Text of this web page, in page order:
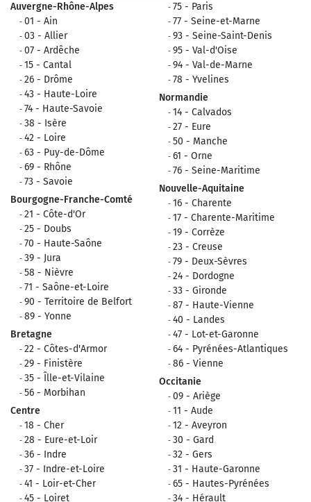
Auvergne-Rhône-Alpes
01 - Ain
03 - Allier
07 - Ardêche
15 - Cantal
26 - Drôme
43 - Haute-Loire
74 - Haute-Savoie
38 - Isère
42 - Loire
63 - Puy-de-Dôme
69 - Rhône
73 - Savoie
Bourgogne-Franche-Comté
21 - Côte-d'Or
25 - Doubs
70 - Haute-Saône
39 - Jura
58 - Nièvre
71 - Saône-et-Loire
90 - Territoire de Belfort
89 - Yonne
Bretagne
22 - Côtes-d'Armor
29 - Finistère
35 - Îlle-et-Vilaine
56 - Morbihan
Centre
18 - Cher
28 - Eure-et-Loir
36 - Indre
37 - Indre-et-Loire
41 - Loir-et-Cher
45 - Loiret
75 - Paris
77 - Seine-et-Marne
93 - Seine-Saint-Denis
95 - Val-d'Oise
94 - Val-de-Marne
78 - Yvelines
Normandie
14 - Calvados
27 - Eure
50 - Manche
61 - Orne
76 - Seine-Maritime
Nouvelle-Aquitaine
16 - Charente
17 - Charente-Maritime
19 - Corrèze
23 - Creuse
79 - Deux-Sèvres
24 - Dordogne
33 - Gironde
87 - Haute-Vienne
40 - Landes
47 - Lot-et-Garonne
64 - Pyrénées-Atlantiques
86 - Vienne
Occitanie
09 - Ariège
11 - Aude
12 - Aveyron
30 - Gard
32 - Gers
31 - Haute-Garonne
65 - Hautes-Pyrénées
34 - Hérault